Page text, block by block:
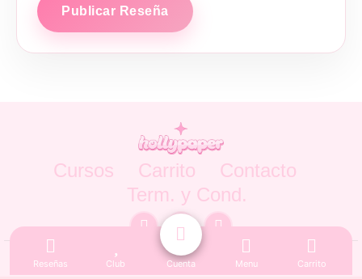
Publicar Reseña
Cursos Carrito
Contacto
Term. y Cond.
Hollypaper © 2026 todos los derechos Reservados
Reseñas Club Cuenta Menu Carrito